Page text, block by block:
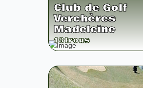
Club de Golf
Verchères
Madeleine
18trous